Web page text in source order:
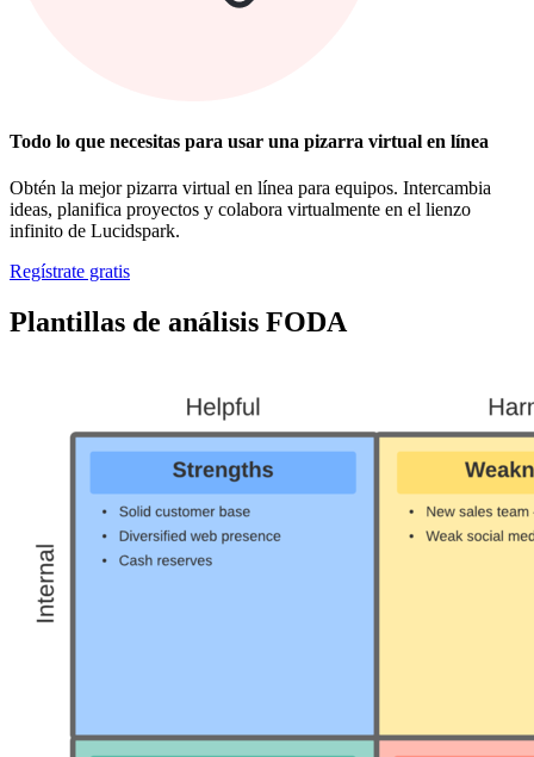
Todo lo que necesitas para usar una pizarra virtual en línea
Obtén la mejor pizarra virtual en línea para equipos. Intercambia
ideas, planifica proyectos y colabora virtualmente en el lienzo
infinito de Lucidspark.
Regístrate gratis
Plantillas de análisis FODA